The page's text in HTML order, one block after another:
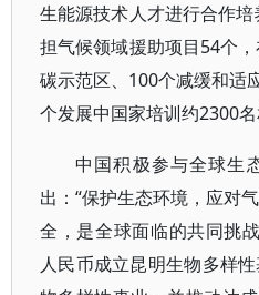
生能源技术人才进行合作
担气候领域援助项目54个
碳示范区、100个减缓和适
个发展中国家培训约2300名
中国积极参与全球生
出：“保护生态环境，应对
全，是全球面临的共同挑
人民币成立昆明生物多样